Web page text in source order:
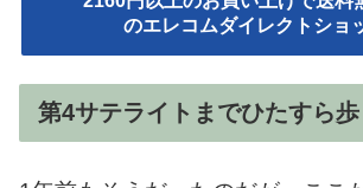
のエレコムダイレクトショ
第4サテライトまでひたすら歩